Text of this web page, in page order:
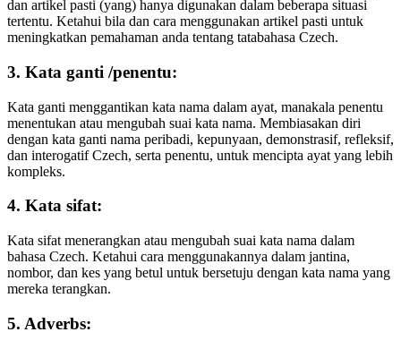
dan artikel pasti (yang) hanya digunakan dalam beberapa situasi
tertentu. Ketahui bila dan cara menggunakan artikel pasti untuk
meningkatkan pemahaman anda tentang tatabahasa Czech.
3. Kata ganti /penentu:
Kata ganti menggantikan kata nama dalam ayat, manakala penentu
menentukan atau mengubah suai kata nama. Membiasakan diri
dengan kata ganti nama peribadi, kepunyaan, demonstrasif, refleksif,
dan interogatif Czech, serta penentu, untuk mencipta ayat yang lebih
kompleks.
4. Kata sifat:
Kata sifat menerangkan atau mengubah suai kata nama dalam
bahasa Czech. Ketahui cara menggunakannya dalam jantina,
nombor, dan kes yang betul untuk bersetuju dengan kata nama yang
mereka terangkan.
5. Adverbs: